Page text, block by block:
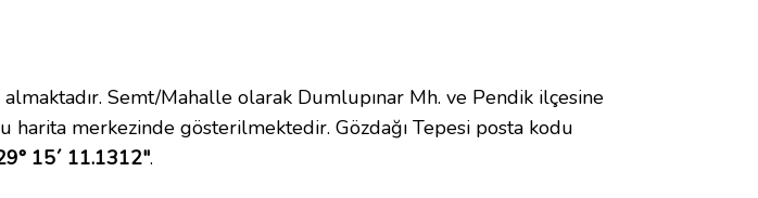
Semt/Mahalle olarak Dumlupınar Mh. ve Pendik ilçesine
harita merkezinde gösterilmektedir. Gözdağı Tepesi posta kodu
15´ 11.1312".